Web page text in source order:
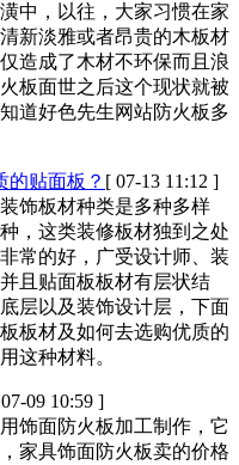
，以往，大家习惯在家
新淡雅或者昂贵的木板材
仅造成了木材不环保而且浪
火板面世之后这个现状就被
知道好色先生网站防火板多
面板？ [ 07-13 11:12 ]
装饰板材种类是多种多样
，这类装修板材独到之处
的好，广受设计师、装
并且贴面板板材有层状结
底层以及装饰设计层，下面
板材及如何去选购优质的
种材料。
09 10:59 ]
面防火板加工制作，它
，家具饰面防火板卖的价格